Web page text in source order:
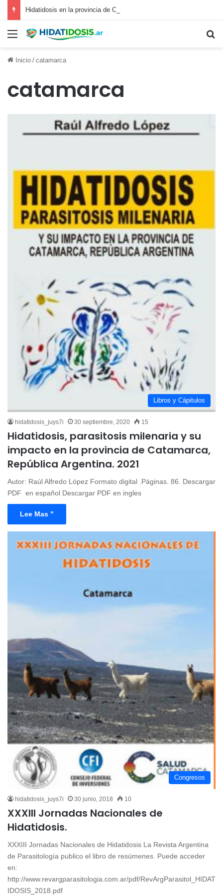
Hidatidosis en la provincia de Córdoba
Inicio / catamarca
catamarca
Libros y Cápitulos
hidatidosis_juys7i 30 septiembre, 2020 15
Hidatidosis, parasitosis milenaria y su
impacto en la provincia de Catamarca,
República Argentina. 2021
Autor: Raúl Alfredo López Formato digital .Páginas. 86. Descargar
PDF en español Descargar PDF en ingles
Lee Mas "
Congresos
hidatidosis_juys7i 30 junio, 2018 10
XXXIII Jornadas Nacionales de
Hidatidosis.
XXXIII Jornadas Nacionales de Hidatidosis La Revista Argentina
de Parasitología publico el libro de resúmenes. Puede acceder
en:
http://www.revargparasitologia.com.ar/pdf/RevArgParasitol_HIDAT
IDOSIS_2018.pdf